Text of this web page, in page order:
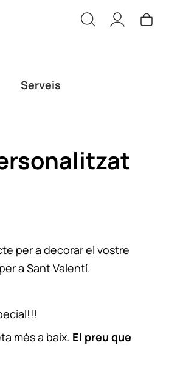
Serveis
per a decorar el vostre
a Sant Valentí.
més a baix. El preu que